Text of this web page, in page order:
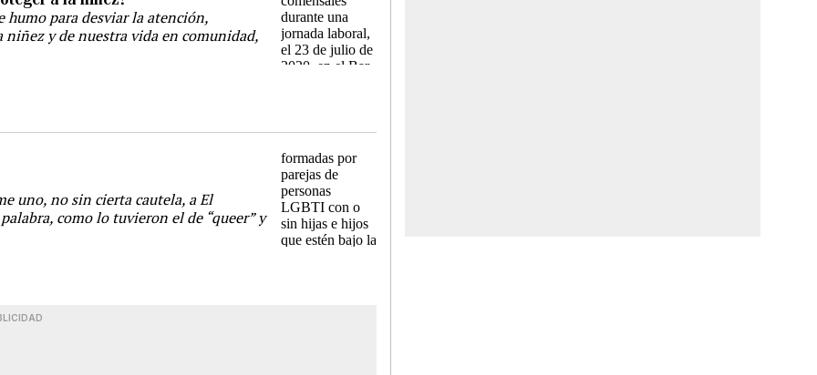
para desviar la atención,
niñez y de nuestra vida en comunidad,
uno, no sin cierta cautela, a El
como lo tuvieron el de “queer” y